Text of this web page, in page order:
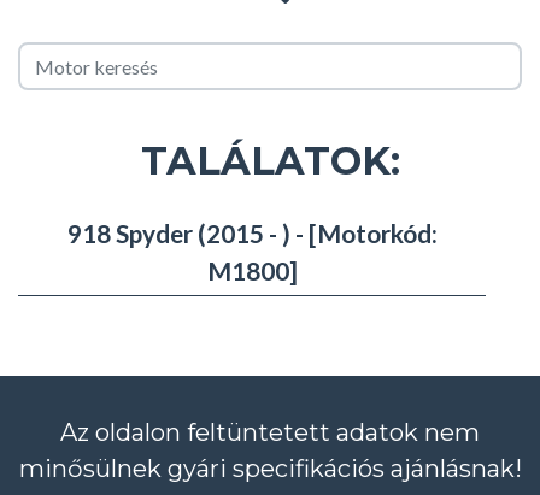
TALÁLATOK:
918 Spyder (2015 - ) - [Motorkód:
M1800]
Az oldalon feltüntetett adatok nem
minősülnek gyári specifikációs ajánlásnak!